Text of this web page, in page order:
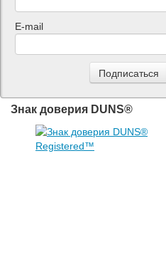
E-mail
Знак доверия DUNS®